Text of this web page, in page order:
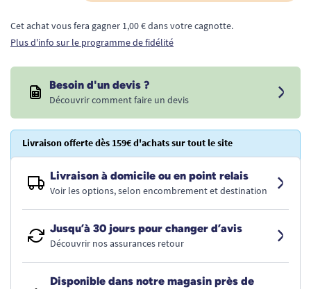
Cet achat vous fera gagner 1,00 € dans votre cagnotte.
Plus d'info sur le programme de fidélité
Besoin d'un devis ?
Découvrir comment faire un devis
Livraison offerte dès 159€ d'achats sur tout le site
Livraison à domicile ou en point relais
Voir les options, selon encombrement et destination
Jusqu’à 30 jours pour changer d’avis
Découvrir nos assurances retour
Disponible dans notre magasin près de